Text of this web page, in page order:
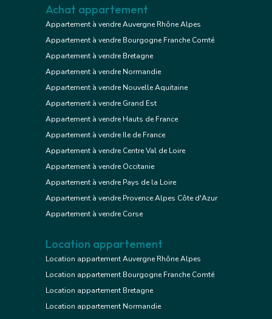
Achat appartement
Appartement à vendre Auvergne Rhône Alpes
Appartement à vendre Bourgogne Franche Comté
Appartement à vendre Bretagne
Appartement à vendre Normandie
Appartement à vendre Nouvelle Aquitaine
Appartement à vendre Grand Est
Appartement à vendre Hauts de France
Appartement à vendre Ile de France
Appartement à vendre Centre Val de Loire
Appartement à vendre Occitanie
Appartement à vendre Pays de la Loire
Appartement à vendre Provence Alpes Côte d'Azur
Appartement à vendre Corse
Location appartement
Location appartement Auvergne Rhône Alpes
Location appartement Bourgogne Franche Comté
Location appartement Bretagne
Location appartement Normandie